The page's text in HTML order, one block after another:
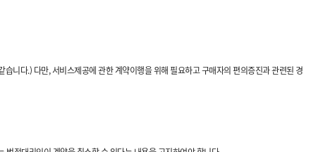
니다.) 다만, 서비스제공에 관한 계약이행을 위해 필요하고 구매자의 편의증진과 관련된 경